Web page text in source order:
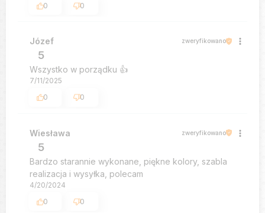
0
0
Józef zweryfikowano
5
Wszystko w porządku 👍️
7/11/2025
0
0
Wiesława zweryfikowano
5
Bardzo starannie wykonane, piękne kolory, szabla
realizacja i wysyłka, polecam
4/20/2024
0
0